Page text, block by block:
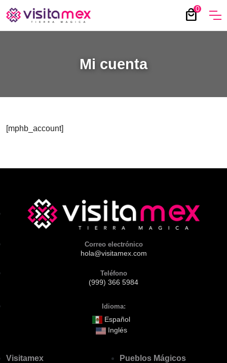
0
local_mall
Mi cuenta
[mphb_account]
Correo electrónico
hola@visitamex.com
Teléfono
(999) 366 5984
Idioma:
Español
Inglés
Visitamex Pueblos Mágicos